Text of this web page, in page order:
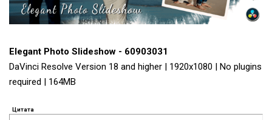
Elegant Photo Slideshow - 60903031
DaVinci Resolve Version 18 and higher | 1920x1080 | No plugins
required | 164MB
Цитата